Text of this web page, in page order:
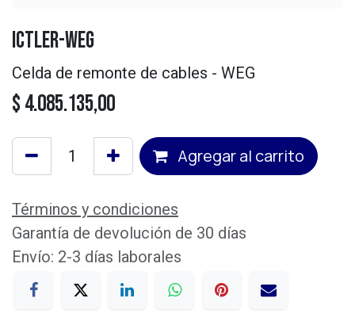
ICTLER-WEG
Celda de remonte de cables - WEG
$ 4.085.135,00
Agregar al carrito
Términos y condiciones
Garantía de devolución de 30 días
Envío: 2-3 días laborales